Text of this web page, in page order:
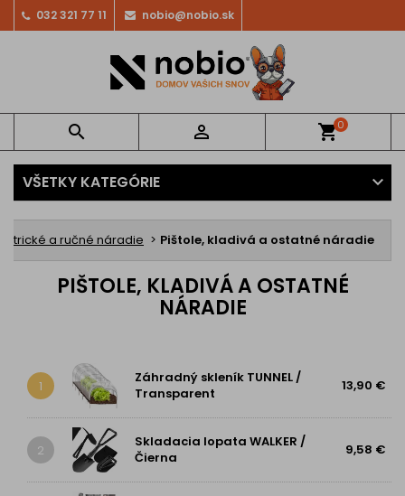
032 321 77 11 nobio@nobio.sk
  shopping_cart0
VŠETKY KATEGÓRIE
a ručné náradie Pištole, kladivá a ostatné náradie
PIŠTOLE, KLADIVÁ A OSTATNÉ
NÁRADIE
1
Záhradný skleník TUNNEL /
Transparent
13,90 €
2
Skladacia lopata WALKER /
Čierna
9,58 €